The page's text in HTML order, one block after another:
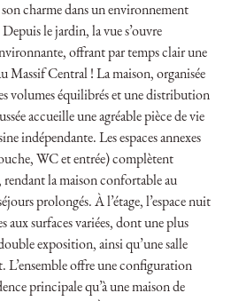
charme dans un environnement
le jardin, la vue s’ouvre
offrant par temps clair une
Massif Central ! La maison, organisée
volumes équilibrés et une distribution
accueille une agréable pièce de vie
indépendante. Les espaces annexes
WC et entrée) complètent
rendant la maison confortable au
prolongés. À l’étage, l’espace nuit
aux surfaces variées, dont une plus
exposition, ainsi qu’une salle
L’ensemble offre une configuration
principale qu’à une maison de